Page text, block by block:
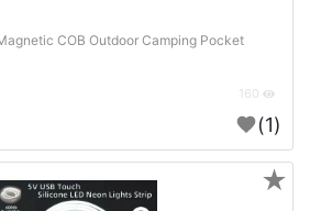
COB Outdoor Camping Pocket
(1)
★